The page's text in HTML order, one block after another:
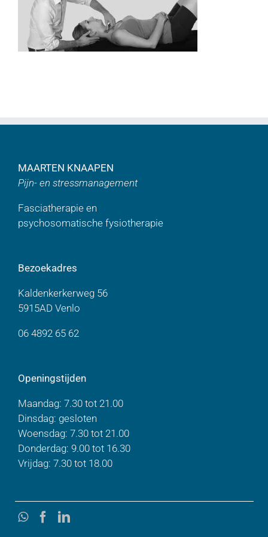
MAARTEN KNAAPEN
Pijn- en stressmanagement
Fasciatherapie en
psychosomatische fysiotherapie
Bezoekadres
Kaldenkerkerweg 56
5915AD Venlo
06 4892 65 62
Openingstijden
Maandag: 7.30 tot 21.00
Dinsdag: gesloten
Woensdag: 7.30 tot 21.00
Donderdag: 9.00 tot 16.30
Vrijdag: 7.30 tot 18.00